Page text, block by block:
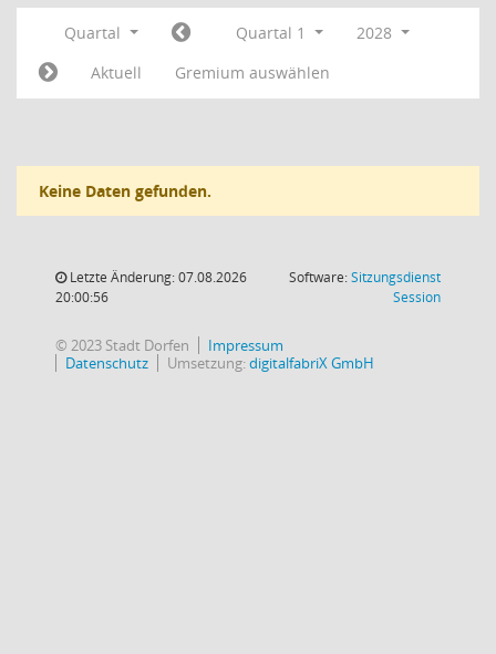
Quartal Quartal 1
2028
Aktuell
Gremium auswählen
Keine Daten gefunden.
Letzte Änderung: 07.08.2026
20:00:56
Software:Sitzungsdienst
Session(Wird in
© 2023 Stadt Dorfen
Impressum
Datenschutz
Umsetzung:digitalfabriX GmbH